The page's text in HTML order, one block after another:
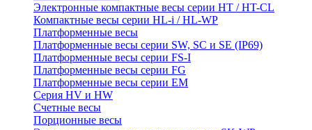
Электронные компактные весы серии HT / HT-CL
Компактные весы серии HL-i / HL-WP
Платформенные весы
Платформенные весы серии SW, SC и SE (IP69)
Платформенные весы серии FS-I
Платформенные весы серии FG
Платформенные весы серии EM
Серия HV и HW
Счетные весы
Порционные весы